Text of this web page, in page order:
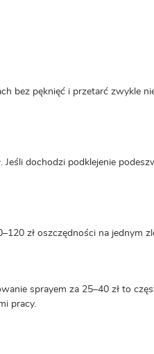
bez pęknięć i przetarć zwykle
Jeśli dochodzi podklejenie
zł oszczędności na jednym
sprayem za 25–40 zł to
pracy.